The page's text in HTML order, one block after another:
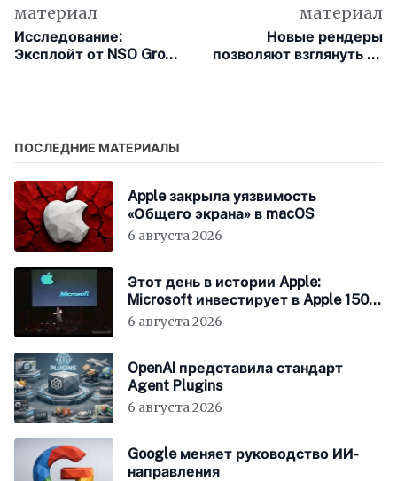
материал
Исследование:
Эксплойт от NSO Group
материал
Новые рендеры
позволяют взглянуть на
ПОСЛЕДНИЕ МАТЕРИАЛЫ
Apple закрыла уязвимость
«Общего экрана» в macOS
6 августа 2026
Этот день в истории Apple:
Microsoft инвестирует в Apple 150
миллионов долларов
6 августа 2026
OpenAI представила стандарт
Agent Plugins
6 августа 2026
Google меняет руководство ИИ-
направления